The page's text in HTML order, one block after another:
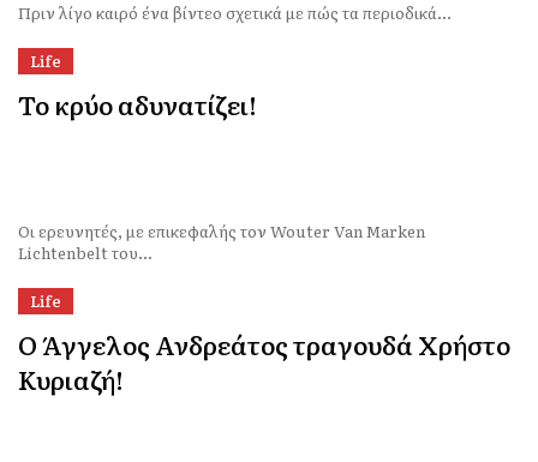
Πριν λίγο καιρό ένα βίντεο σχετικά με πώς τα περιοδικά...
Life
Το κρύο αδυνατίζει!
Οι ερευνητές, με επικεφαλής τον Wouter Van Marken
Lichtenbelt του...
Life
Ο Άγγελος Ανδρεάτος τραγουδά Χρήστο
Κυριαζή!